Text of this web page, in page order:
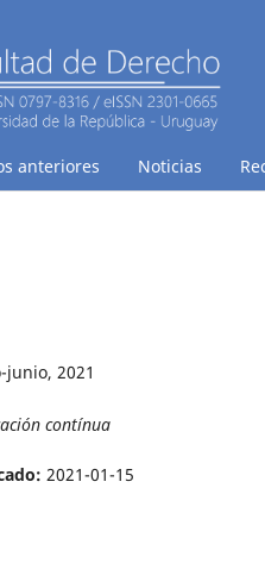
anteriores Noticias
junio, 2021
contínua
2021-01-15